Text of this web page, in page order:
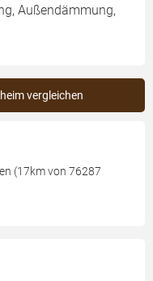
Außendämmung,
vergleichen
(17km von 76287